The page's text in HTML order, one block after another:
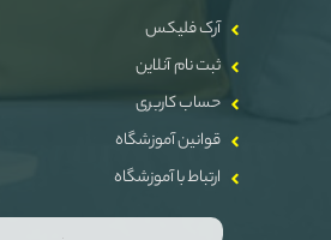
آرک فلیکس
ثبت نام آنلاین
حساب کاربری
قوانین آموزشگاه
ارتباط با آموزشگاه